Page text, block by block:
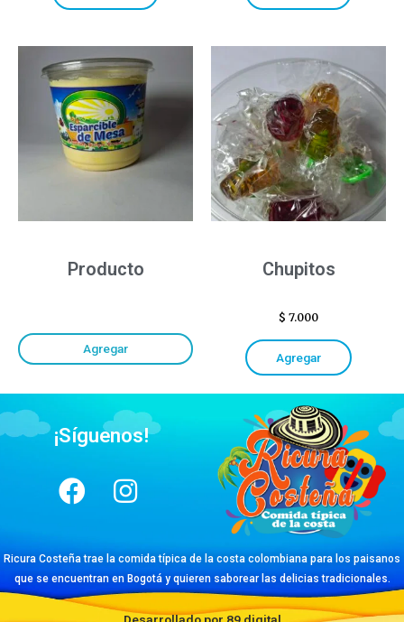
Producto
Agregar
Chupitos
$ 7.000
Agregar
¡Síguenos!
Ricura Costeña trae la comida típica de la costa colombiana para los paisanos
que se encuentran en Bogotá y quieren saborear las delicias tradicionales.